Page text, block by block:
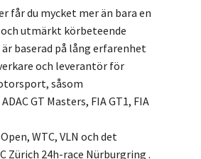
får du mycket mer än bara en
utmärkt körbeteende
är baserad på lång erfarenhet
och leverantör för
såsom
GT Masters, FIA GT1, FIA
WTC, VLN och det
Zürich 24h-race Nürburgring .